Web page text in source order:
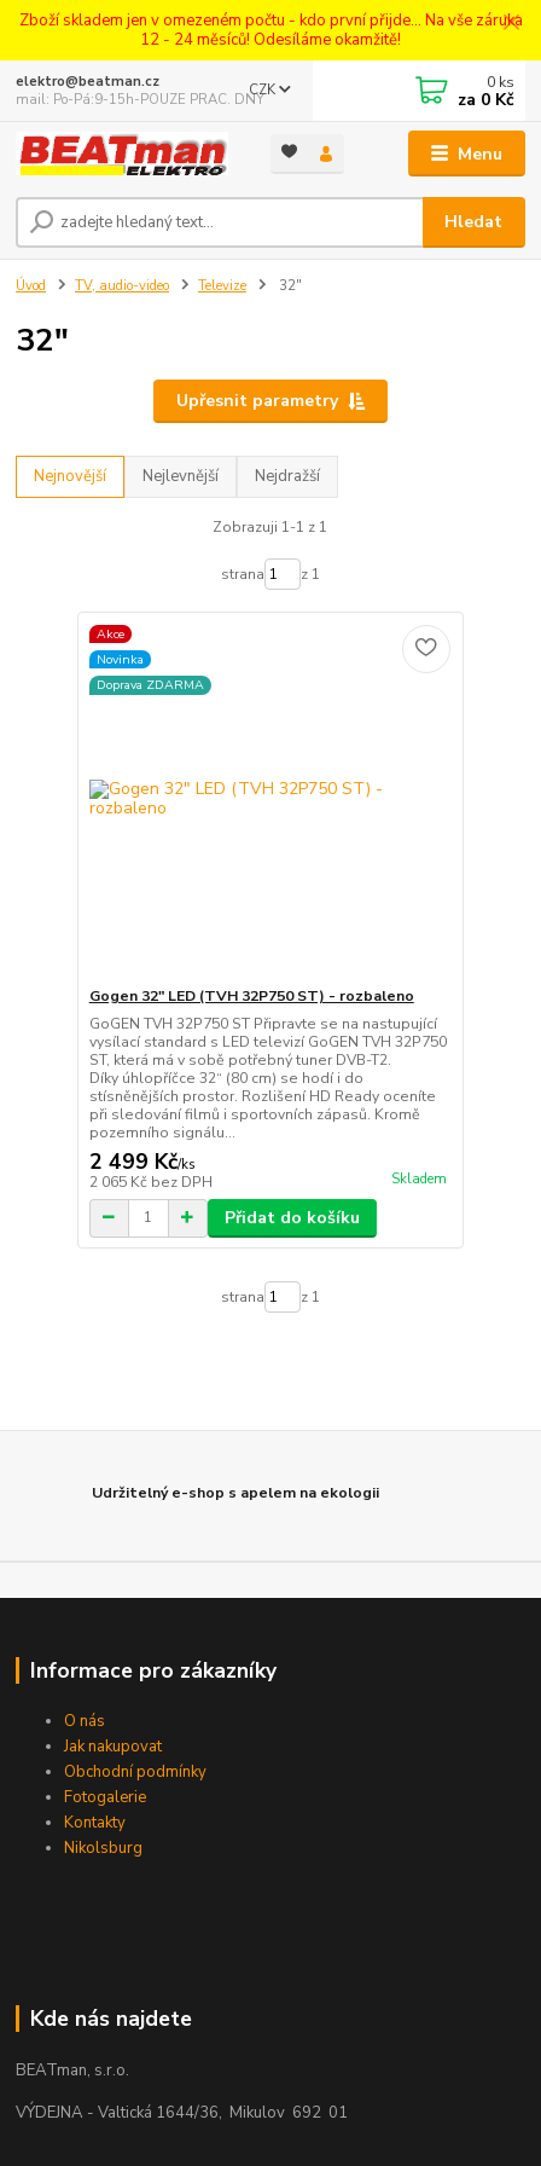
Zboží skladem jen v omezeném počtu - kdo první přijde... Na vše záruka
12 - 24 měsíců! Odesíláme okamžitě!
Menu
CZK
Hledat
elektro@beatman.cz
mail: Po-Pá:9-15h-POUZE PRAC. DNY
0 ks
za 0 Kč
Úvod TV, audio-video Televize 32"
32"
Upřesnit parametry
Nejnovější Nejlevnější Nejdražší
Zobrazuji 1-1 z 1
strana z 1
Akce
Novinka
Doprava ZDARMA
Gogen 32" LED (TVH 32P750 ST) - rozbaleno
GoGEN TVH 32P750 ST Připravte se na nastupující
vysílací standard s LED televizí GoGEN TVH 32P750
ST, která má v sobě potřebný tuner DVB-T2.
Díky úhlopříčce 32“ (80 cm) se hodí i do
stísněnějších prostor. Rozlišení HD Ready oceníte
při sledování filmů i sportovních zápasů. Kromě
pozemního signálu...
2 499 Kč/ks
2 065 Kč bez DPH Skladem
Přidat do košíku
strana z 1
Udržitelný e-shop s apelem na ekologii
Informace pro zákazníky
O nás
Jak nakupovat
Obchodní podmínky
Fotogalerie
Kontakty
Nikolsburg
Kde nás najdete
BEATman, s.r.o.
VÝDEJNA - Valtická 1644/36, Mikulov 692 01